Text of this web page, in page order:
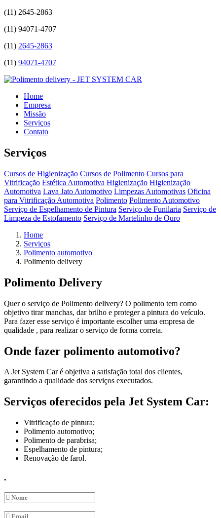
(11) 2645-2863
(11) 94071-4707
(11) 2645-2863
(11) 94071-4707
Home
Empresa
Missão
Serviços
Contato
Serviços
Cursos de Higienização Cursos de Polimento Cursos para
Vitrificação Estética Automotiva Higienização Higienização
Automotiva Lava Jato Automotivo Limpezas Automotivas Oficina
para Vitrificação Automotiva Polimento Polimento Automotivo
Serviço de Espelhamento de Pintura Serviço de Funilaria Serviço de
Limpeza de Estofamento Serviço de Martelinho de Ouro
Home
Serviços
Polimento automotivo
Polimento delivery
Polimento Delivery
Quer o serviço de Polimento delivery? O polimento tem como
objetivo tirar manchas, dar brilho e proteger a pintura do veículo.
Para fazer esse serviço é importante escolher uma empresa de
qualidade , para realizar o serviço de forma correta.
Onde fazer polimento automotivo?
A Jet System Car é objetiva a satisfação total dos clientes,
garantindo a qualidade dos serviços executados.
Serviços oferecidos pela Jet System Car:
Vitrificação de pintura;
Polimento automotivo;
Polimento de parabrisa;
Espelhamento de pintura;
Renovação de farol.
.